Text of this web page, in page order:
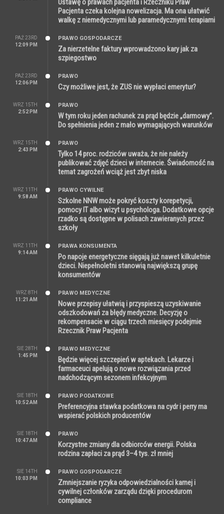
Ustawę o prawach pacjenta i Rzeczniku Praw
Pacjenta czeka kolejna nowelizacja. Ma ona ułatwić
walkę z niemedycznymi lub paramedycznymi terapiami
PAŹ 23RD
12:09 PM
PRAWO GOSPODARCZE
Za nierzetelne faktury wprowadzono kary jak za
szpiegostwo
PAŹ 23RD
12:06 PM
PRAWO
Czy możliwe jest, że ZUS nie wypłaci emerytur?
WRZ 15TH
2:52 PM
PRAWO
W tym roku jeden rachunek za prąd będzie „darmowy”.
Do spełnienia jeden z mało wymagających warunków
WRZ 15TH
2:43 PM
PRAWO
Tylko 14 proc. rodziców uważa, że nie należy
publikować zdjęć dzieci w internecie. Świadomość na
temat zagrożeń wciąż jest zbyt niska
WRZ 11TH
9:58 AM
PRAWO CYWILNE
Szkolne NNW może pokryć koszty korepetycji,
pomocy IT albo wizyt u psychologa. Dodatkowe opcje
rzadko są dostępne w polisach zawieranych przez
szkoły
WRZ 11TH
9:14 AM
PRAWA KONSUMENTA
Po napoje energetyczne sięgają już nawet kilkuletnie
dzieci. Niepełnoletni stanowią największą grupę
konsumentów
WRZ 8TH
11:21 AM
PRAWO MEDYCZNE
Nowe przepisy ułatwią i przyspieszą uzyskiwanie
odszkodowań za błędy medyczne. Decyzję o
rekompensacie w ciągu trzech miesięcy podejmie
Rzecznik Praw Pacjenta
SIE 28TH
1:45 PM
PRAWO MEDYCZNE
Będzie więcej szczepień w aptekach. Lekarze i
farmaceuci apelują o nowe rozwiązania przed
nadchodzącym sezonem infekcyjnym
SIE 18TH
10:52 AM
PRAWO PODATKOWE
Preferencyjna stawka podatkowa na cydr i perry ma
wspierać polskich producentów
SIE 18TH
10:47 AM
PRAWO
Korzystne zmiany dla odbiorców energii. Polska
rodzina zapłaci za prąd 3–4 tys. zł mniej
SIE 14TH
10:03 PM
PRAWO GOSPODARCZE
Zmniejszanie ryzyka odpowiedzialności karnej i
cywilnej członków zarządu dzięki procedurom
compliance